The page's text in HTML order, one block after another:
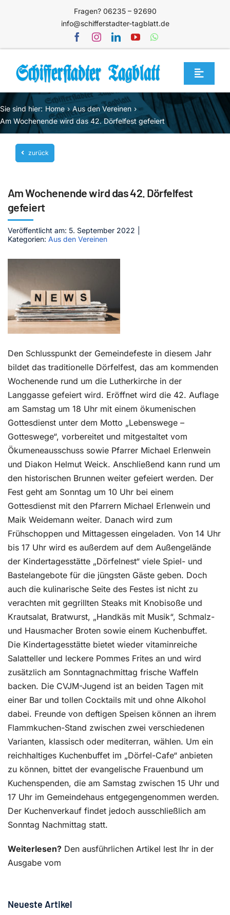
Fragen? 06235 – 92690
info@schifferstadter-tagblatt.de
Toggle
Home
Themen
Blog
Unternehmen
Mediathek
Jetzt abonnieren
Sie sind hier: Home
Aus den Vereinen
Am Wochenende wird das 42. Dörfelfest gefeiert
zurück
Am Wochenende wird das 42. Dörfelfest
gefeiert
Veröffentlicht am: 5. September 2022
Kategorien: Aus den Vereinen
Den Schlusspunkt der Gemeindefeste in diesem Jahr
bildet das traditionelle Dörfelfest, das am kommenden
Wochenende rund um die Lutherkirche in der
Langgasse gefeiert wird. Eröffnet wird die 42. Auflage
am Samstag um 18 Uhr mit einem ökumenischen
Gottesdienst unter dem Motto „Lebenswege –
Gotteswege“, vorbereitet und mitgestaltet vom
Ökumeneausschuss sowie Pfarrer Michael Erlenwein
und Diakon Helmut Weick. Anschließend kann rund um
den historischen Brunnen weiter gefeiert werden. Der
Fest geht am Sonntag um 10 Uhr bei einem
Gottesdienst mit den Pfarrern Michael Erlenwein und
Maik Weidemann weiter. Danach wird zum
Frühschoppen und Mittagessen eingeladen. Von 14 Uhr
bis 17 Uhr wird es außerdem auf dem Außengelände
der Kindertagesstätte „Dörfelnest“ viele Spiel- und
Bastelangebote für die jüngsten Gäste geben. Doch
auch die kulinarische Seite des Festes ist nicht zu
verachten mit gegrillten Steaks mit Knobisoße und
Krautsalat, Bratwurst, „Handkäs mit Musik“, Schmalz-
und Hausmacher Broten sowie einem Kuchenbuffet.
Die Kindertagesstätte bietet wieder vitaminreiche
Salatteller und leckere Pommes Frites an und wird
zusätzlich am Sonntagnachmittag frische Waffeln
backen. Die CVJM-Jugend ist an beiden Tagen mit
einer Bar und tollen Cocktails mit und ohne Alkohol
dabei. Freunde von deftigen Speisen können an ihrem
Flammkuchen-Stand zwischen zwei verschiedenen
Varianten, klassisch oder mediterran, wählen. Um ein
reichhaltiges Kuchenbuffet im „Dörfel-Cafe“ anbieten
zu können, bittet der evangelische Frauenbund um
Kuchenspenden, die am Samstag zwischen 15 Uhr und
17 Uhr im Gemeindehaus entgegengenommen werden.
Der Kuchenverkauf findet jedoch ausschließlich am
Sonntag Nachmittag statt.
Weiterlesen? Den ausführlichen Artikel lest Ihr in der
Ausgabe vom
Neueste Artikel